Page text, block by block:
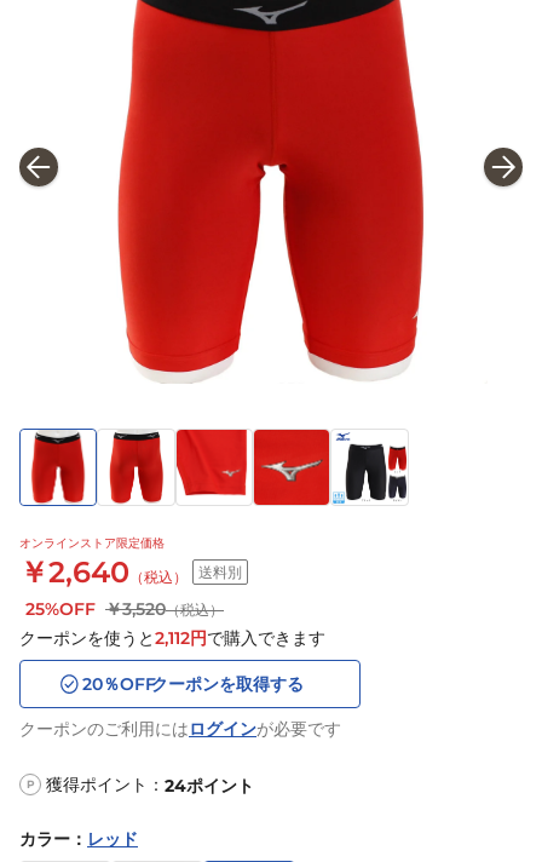
オンラインストア限定価格
￥2,640 （税込） 送料別
25%OFF ￥3,520（税込）
クーポンを使うと2,112円で購入できます
20％OFFクーポンを取得する
クーポンのご利用にはログインが必要です
P 獲得ポイント： 24ポイント
カラー ： レッド